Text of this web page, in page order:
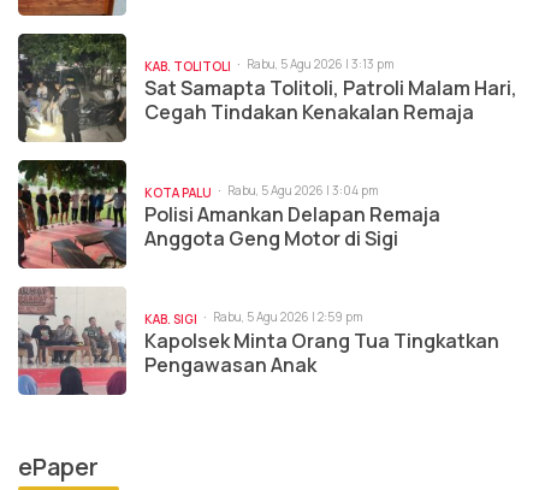
KAB. TOLITOLI Rabu, 5 Agu 2026 | 3:13 pm
Sat Samapta Tolitoli, Patroli Malam Hari,
Cegah Tindakan Kenakalan Remaja
KOTA PALU Rabu, 5 Agu 2026 | 3:04 pm
Polisi Amankan Delapan Remaja
Anggota Geng Motor di Sigi
KAB. SIGI Rabu, 5 Agu 2026 | 2:59 pm
Kapolsek Minta Orang Tua Tingkatkan
Pengawasan Anak
ePaper